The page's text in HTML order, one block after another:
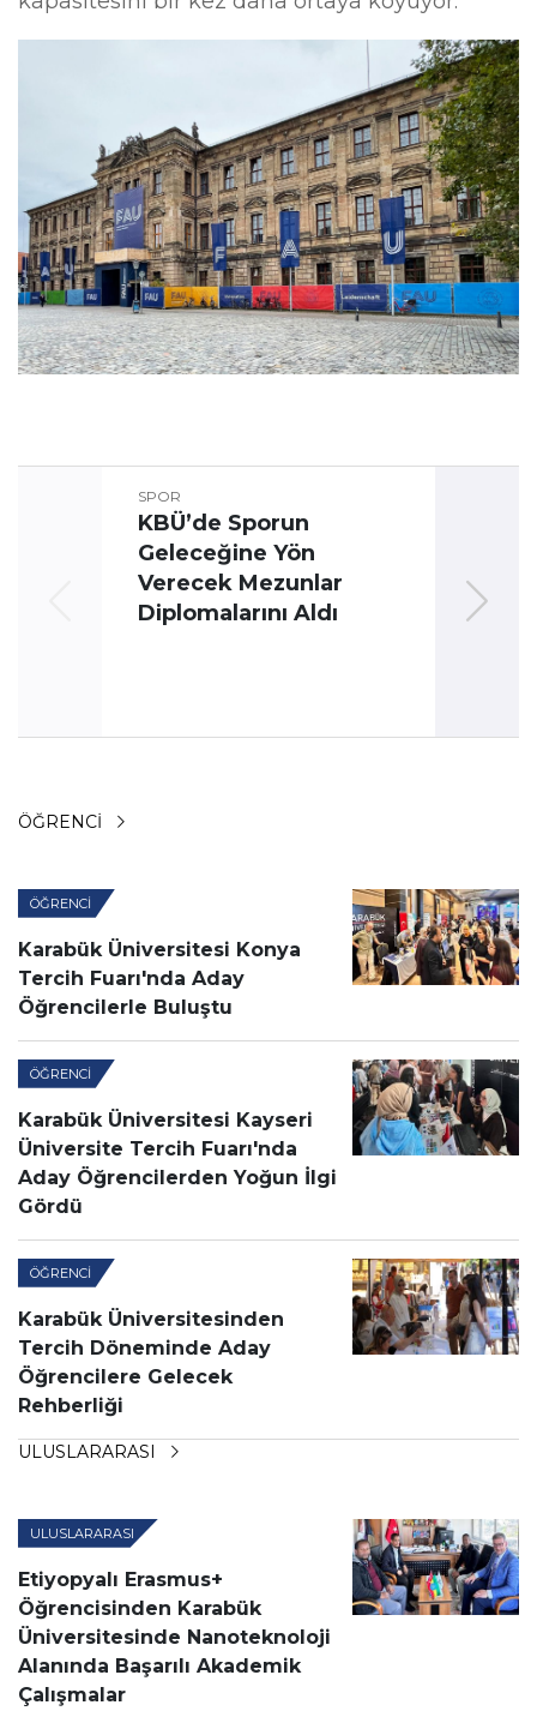
SPOR
KBÜ’de Sporun
Geleceğine Yön
Verecek Mezunlar
Diplomalarını Aldı
ÖĞRENCI
ÖĞRENCI
Karabük Üniversitesi Konya
Tercih Fuarı'nda Aday
Öğrencilerle Buluştu
ÖĞRENCI
Karabük Üniversitesi Kayseri
Üniversite Tercih Fuarı'nda
Aday Öğrencilerden Yoğun İlgi
Gördü
ÖĞRENCI
Karabük Üniversitesinden
Tercih Döneminde Aday
Öğrencilere Gelecek
Rehberliği
ULUSLARARASI
ULUSLARARASI
Etiyopyalı Erasmus+
Öğrencisinden Karabük
Üniversitesinde Nanoteknoloji
Alanında Başarılı Akademik
Çalışmalar